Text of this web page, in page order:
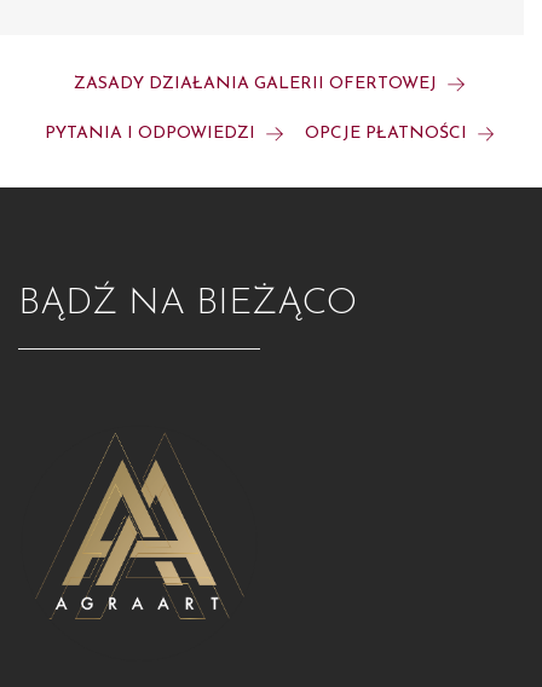
ZASADY DZIAŁANIA GALERII OFERTOWEJ
PYTANIA I ODPOWIEDZI OPCJE PŁATNOŚCI
BĄDŹ NA BIEŻĄCO